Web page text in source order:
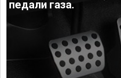
педали газа.